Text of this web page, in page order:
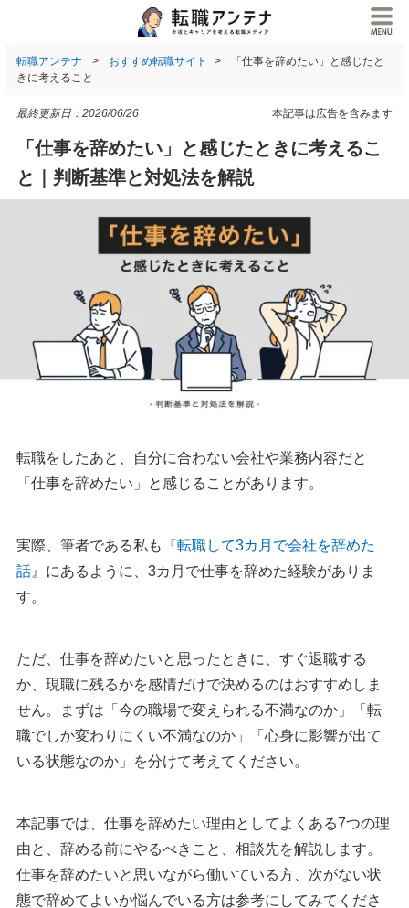
転職アンテナ おすすめ転職サイト
「仕事を辞めたい」と感じたと
きに考えること
本記事は広告を含みます
最終更新日： 2026/06/26
「仕事を辞めたい」と感じたときに考えるこ
と｜判断基準と対処法を解説
転職をしたあと、自分に合わない会社や業務内容だと
「仕事を辞めたい」と感じることがあります。
実際、筆者である私も『転職して3カ月で会社を辞めた
話 』にあるように、3カ月で仕事を辞めた経験がありま
す。
ただ、仕事を辞めたいと思ったときに、すぐ退職する
か、現職に残るかを感情だけで決めるのはおすすめしま
せん。まずは「今の職場で変えられる不満なのか」「転
職でしか変わりにくい不満なのか」「心身に影響が出て
いる状態なのか」を分けて考えてください。
本記事では、仕事を辞めたい理由としてよくある7つの理
由と、辞める前にやるべきこと、相談先を解説します。
仕事を辞めたいと思いながら働いている方、次がない状
態で辞めてよいか悩んでいる方は参考にしてみてくださ